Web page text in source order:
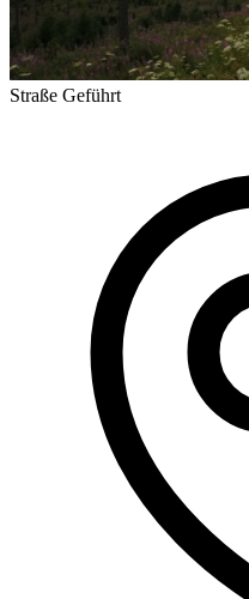
Straße Geführt